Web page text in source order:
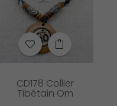
CD178 Collier
Tibétain Om